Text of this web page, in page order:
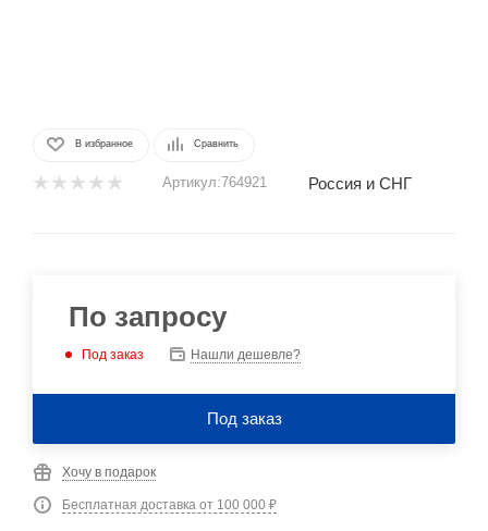
В избранное Сравнить
Артикул:764921 Россия и СНГ
По запросу
Под заказ Нашли дешевле?
Под заказ
Хочу в подарок
Бесплатная доставка от 100 000 ₽